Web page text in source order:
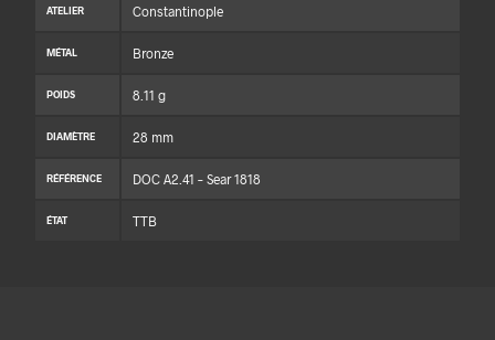
ATELIER Constantinople
MÉTAL Bronze
POIDS 8.11 g
DIAMÈTRE 28 mm
RÉFÉRENCE DOC A2.41 – Sear 1818
ÉTAT TTB